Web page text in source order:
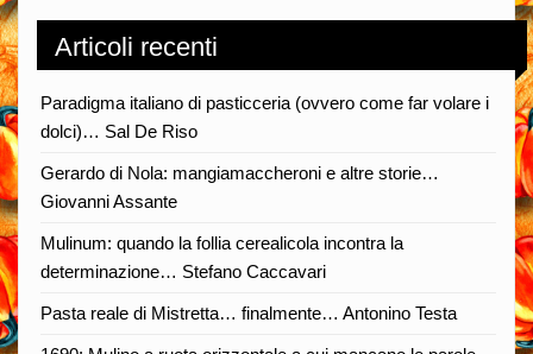
Articoli recenti
Paradigma italiano di pasticceria (ovvero come far volare i
dolci)… Sal De Riso
Gerardo di Nola: mangiamaccheroni e altre storie…
Giovanni Assante
Mulinum: quando la follia cerealicola incontra la
determinazione… Stefano Caccavari
Pasta reale di Mistretta… finalmente… Antonino Testa